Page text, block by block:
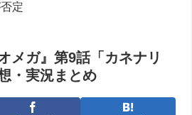
定
メガ』第9話「カネナリ
・実況まとめ